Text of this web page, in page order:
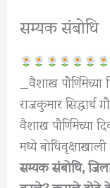
सम्यक संबोधि
_वैशाख
राजकुमार
वैशाख पौर्णिमेच्या
मध्ये
सम्यक संबोधि,